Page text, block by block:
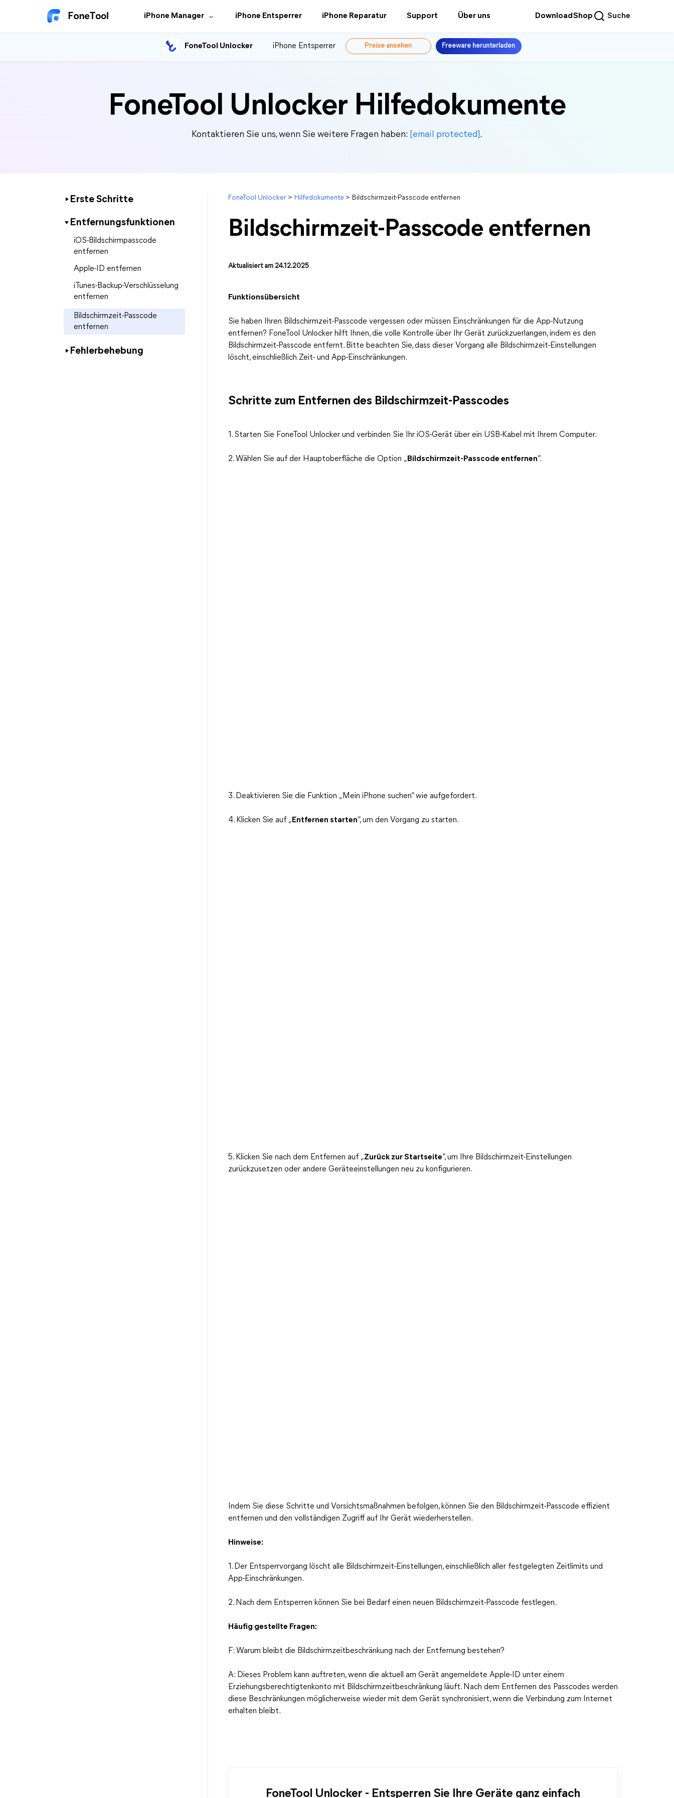
iPhone Manager iPhone Entsperrer iPhone Reparatur Support Über uns DownloadShop Suche
FoneTool Unlocker iPhone Entsperrer Preise ansehen Freeware herunterladen
FoneTool Unlocker Hilfedokumente
Kontaktieren Sie uns, wenn Sie weitere Fragen haben: [email protected].
Erste Schritte
Entfernungsfunktionen
iOS-Bildschirmpasscode
entfernen
Apple-ID entfernen
iTunes-Backup-Verschlüsselung
entfernen
Bildschirmzeit-Passcode
entfernen
Fehlerbehebung
FoneTool Unlocker > Hilfedokumente > Bildschirmzeit-Passcode entfernen
Bildschirmzeit-Passcode entfernen
Aktualisiert am 24.12.2025
Funktionsübersicht
Sie haben Ihren Bildschirmzeit-Passcode vergessen oder müssen Einschränkungen für die App-Nutzung
entfernen? FoneTool Unlocker hilft Ihnen, die volle Kontrolle über Ihr Gerät zurückzuerlangen, indem es den
Bildschirmzeit-Passcode entfernt. Bitte beachten Sie, dass dieser Vorgang alle Bildschirmzeit-Einstellungen
löscht, einschließlich Zeit- und App-Einschränkungen.
Schritte zum Entfernen des Bildschirmzeit-Passcodes
1. Starten Sie FoneTool Unlocker und verbinden Sie Ihr iOS-Gerät über ein USB-Kabel mit Ihrem Computer.
2. Wählen Sie auf der Hauptoberfläche die Option „ Bildschirmzeit-Passcode entfernen“.
3. Deaktivieren Sie die Funktion „Mein iPhone suchen“ wie aufgefordert.
4. Klicken Sie auf „ Entfernen starten“, um den Vorgang zu starten.
5. Klicken Sie nach dem Entfernen auf „Zurück zur Startseite“, um Ihre Bildschirmzeit-Einstellungen
zurückzusetzen oder andere Geräteeinstellungen neu zu konfigurieren.
Indem Sie diese Schritte und Vorsichtsmaßnahmen befolgen, können Sie den Bildschirmzeit-Passcode effizient
entfernen und den vollständigen Zugriff auf Ihr Gerät wiederherstellen.
Hinweise:
1. Der Entsperrvorgang löscht alle Bildschirmzeit-Einstellungen, einschließlich aller festgelegten Zeitlimits und
App-Einschränkungen.
2. Nach dem Entsperren können Sie bei Bedarf einen neuen Bildschirmzeit-Passcode festlegen.
Häufig gestellte Fragen:
F: Warum bleibt die Bildschirmzeitbeschränkung nach der Entfernung bestehen?
A: Dieses Problem kann auftreten, wenn die aktuell am Gerät angemeldete Apple-ID unter einem
Erziehungsberechtigtenkonto mit Bildschirmzeitbeschränkung läuft. Nach dem Entfernen des Passcodes werden
diese Beschränkungen möglicherweise wieder mit dem Gerät synchronisiert, wenn die Verbindung zum Internet
erhalten bleibt.
FoneTool Unlocker - Entsperren Sie Ihre Geräte ganz einfach